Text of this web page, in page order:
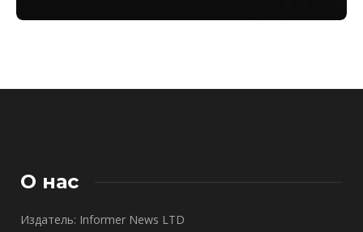
О нас
Издатель: Informer News LTD